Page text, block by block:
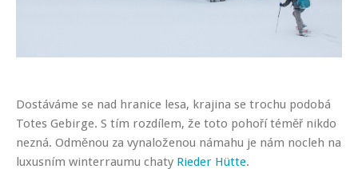
Dostáváme se nad hranice lesa, krajina se trochu podobá
Totes Gebirge. S tím rozdílem, že toto pohoří téměř nikdo
nezná. Odměnou za vynaloženou námahu je nám nocleh na
luxusním winterraumu chaty Rieder Hütte.